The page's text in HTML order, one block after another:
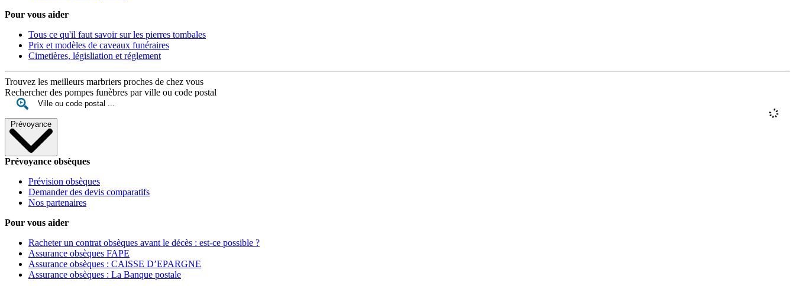
Pour vous aider
Tous ce qu'il faut savoir sur les pierres tombales
Prix et modèles de caveaux funéraires
Cimetières, législiation et réglement
Trouvez les meilleurs marbriers proches de chez vous
Rechercher des pompes funèbres par ville ou code postal
Prévoyance
Prévoyance obsèques
Prévision obsèques
Demander des devis comparatifs
Nos partenaires
Pour vous aider
Racheter un contrat obsèques avant le décès : est-ce possible ?
Assurance obsèques FAPE
Assurance obsèques : CAISSE D’EPARGNE
Assurance obsèques : La Banque postale